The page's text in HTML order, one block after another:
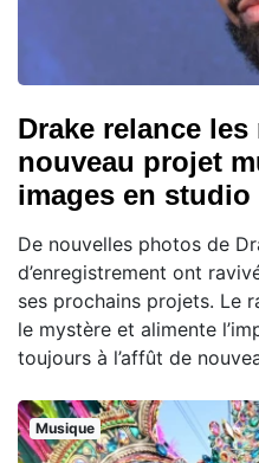
Drake relance
nouveau projet
images en studio
De nouvelles photos de
d’enregistrement ont
ses prochains projets. Le
le mystère et alimente
toujours à l’affût de
Musique